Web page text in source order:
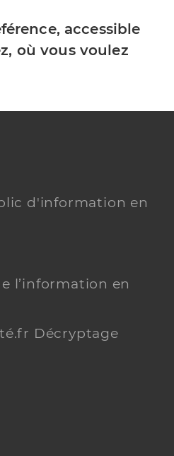
accessible
où vous voulez
d'information en
l’information en
Décryptage